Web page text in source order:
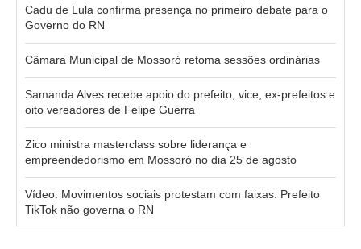
Cadu de Lula confirma presença no primeiro debate para o
Governo do RN
Câmara Municipal de Mossoró retoma sessões ordinárias
Samanda Alves recebe apoio do prefeito, vice, ex-prefeitos e
oito vereadores de Felipe Guerra
Zico ministra masterclass sobre liderança e
empreendedorismo em Mossoró no dia 25 de agosto
Vídeo: Movimentos sociais protestam com faixas: Prefeito
TikTok não governa o RN